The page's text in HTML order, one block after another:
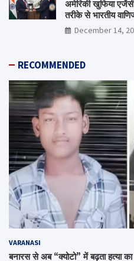
अमेरिकी खुफिया
तरीके से भारतीय
December 14,
RECOMMENDED
VARANASI
बनारस से अब “क्योटो” में बढ़ता हत्या